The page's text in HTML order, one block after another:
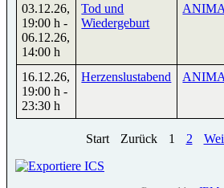
03.12.26,
19:00 h -
06.12.26,
14:00 h
Tod und
Wiedergeburt
16.12.26,
19:00 h -
23:30 h
Herzenslustabend
Start Zurück 1 2